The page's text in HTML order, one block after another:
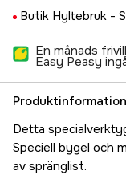
Butik Hyltebruk -
En månads
Easy Peasy
Produktinformation
Detta
Speciell bygel och
av spränglist.